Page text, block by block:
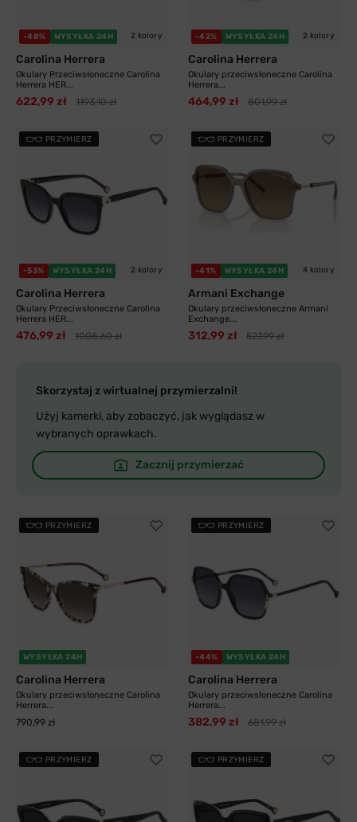
-48% WYSYŁKA 24H 2 kolory
Carolina Herrera
Okulary Przeciwsłoneczne Carolina
Herrera HER...
622,99 zł 1193,10 zł
-42% WYSYŁKA 24H 2 kolory
Carolina Herrera
Okulary przeciwsłoneczne Carolina
Herrera...
464,99 zł 801,99 zł
PRZYMIERZ
-53% WYSYŁKA 24H 2 kolory
Carolina Herrera
Okulary Przeciwsłoneczne Carolina
Herrera HER...
476,99 zł 1008,60 zł
PRZYMIERZ
-41% WYSYŁKA 24H 4 kolory
Armani Exchange
Okulary przeciwsłoneczne Armani
Exchange...
312,99 zł 527,99 zł
Skorzystaj z wirtualnej przymierzalni!
Użyj kamerki, aby zobaczyć, jak wyglądasz w
wybranych oprawkach.
Zacznij przymierzać
PRZYMIERZ
WYSYŁKA 24H
Carolina Herrera
Okulary przeciwsłoneczne Carolina
Herrera...
790,99 zł
PRZYMIERZ
-44% WYSYŁKA 24H
Carolina Herrera
Okulary przeciwsłoneczne Carolina
Herrera...
382,99 zł 681,99 zł
PRZYMIERZ PRZYMIERZ